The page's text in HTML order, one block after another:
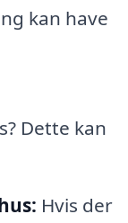
kan have
Dette kan
Hvis der